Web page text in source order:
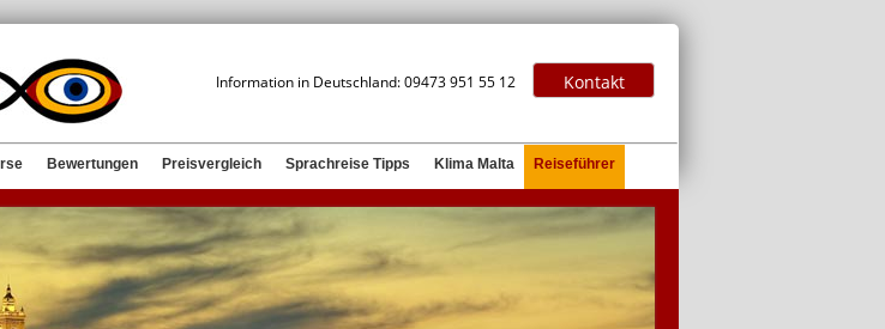
Kontakt
Information in Deutschland: 09473 951 55 12
Bewertungen Preisvergleich Sprachreise Tipps Klima Malta Reiseführer